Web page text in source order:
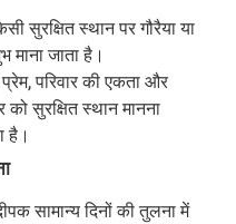
सुरक्षित स्थान पर गौरैया या
माना जाता है।
परिवार की एकता और
सुरक्षित स्थान मानना
है।
सामान्य दिनों की तुलना में